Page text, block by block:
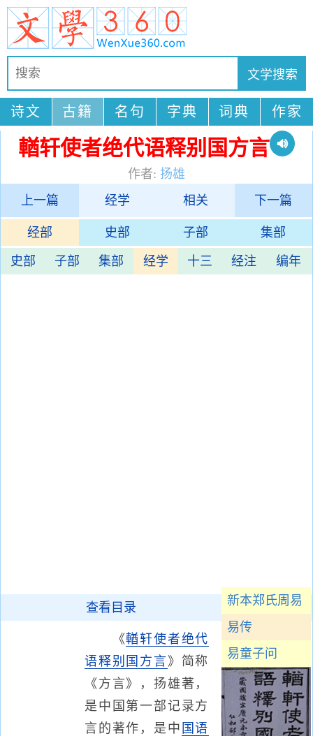
诗文 古籍 名句 字典 词典 作家
輶轩使者绝代语释别国方言
作者: 扬雄
上一篇
经学 相关 下一篇
经部 史部 子部 集部
史部 子部 集部 经学 十三 经注 编年
新本郑氏周易
易传
易童子问
查看目录
《輶轩使者绝代
语释别国方言》简称
《方言》，扬雄著，
是中国第一部记录方
言的著作，是中 国语